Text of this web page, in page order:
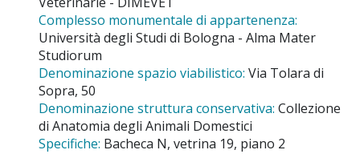
Complesso monumentale di appartenenza:
Università degli Studi di Bologna - Alma Mater
Studiorum
Denominazione spazio viabilistico: Via Tolara di
Sopra, 50
Denominazione struttura conservativa: Collezione
di Anatomia degli Animali Domestici
Specifiche: Bacheca N, vetrina 19, piano 2